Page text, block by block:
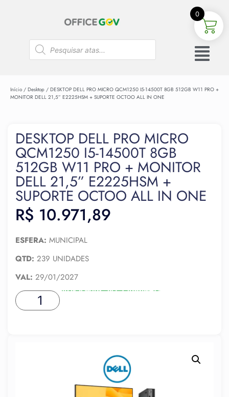
Início / Desktop / DESKTOP DELL PRO MICRO QCM1250 I5-14500T 8GB 512GB W11 PRO +
MONITOR DELL 21,5” E2225HSM + SUPORTE OCTOO ALL IN ONE
DESKTOP DELL PRO MICRO
QCM1250 I5-14500T 8GB
512GB W11 PRO + MONITOR
DELL 21,5” E2225HSM +
SUPORTE OCTOO ALL IN ONE
R$ 10.971,89
ESFERA: MUNICIPAL
QTD: 239 UNIDADES
VAL: 29/01/2027
ADICIONAR AO CARRINHO
0